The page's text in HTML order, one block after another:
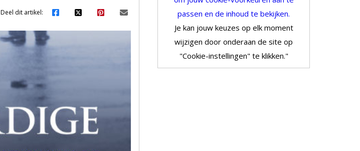
Deel dit artikel:
passen en de inhoud te bekijken.
Je kan jouw keuzes op elk moment
wijzigen door onderaan de site op
"Cookie-instellingen" te klikken."